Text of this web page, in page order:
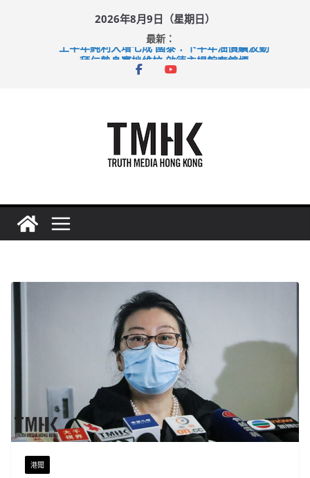
2026年8月9日（星期日）
最新：
上半年純利大增七成 國泰：下半年油價續波動
拜仁熱身賽挫維拉 啟德主場館奪錦標
港聞